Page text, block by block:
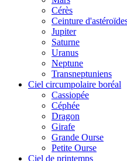
Cérès
Ceinture
Jupiter
Saturne
Uranus
Neptune
Transneptuniens
Ciel circumpolaire boréal
Cassiopée
Céphée
Dragon
Girafe
Grande Ourse
Petite Ourse
Ciel de printemps